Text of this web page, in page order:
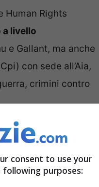
Human Rights
livello
e Gallant, ma anche
con sede all’Aia,
crimini contro
Statuto di Roma,
validi solo sui
consent to use your
purposes: